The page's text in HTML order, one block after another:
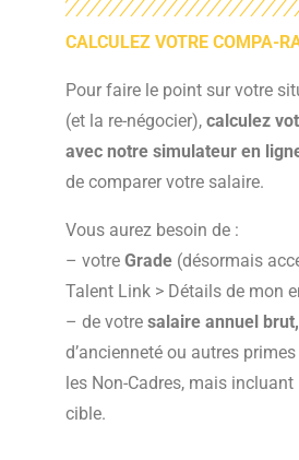
CALCULEZ VOTRE COMPA-
Pour faire le point sur votre
(et la re-négocier), calculez
avec notre simulateur en
de comparer votre salaire.
Vous aurez besoin de :
– votre Grade (désormais
Talent Link > Détails de mon
– de votre salaire annuel brut,
d’ancienneté ou autres
les Non-Cadres, mais
cible.